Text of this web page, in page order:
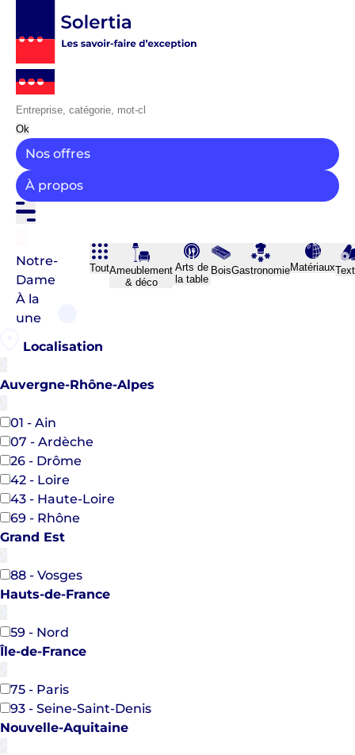
Ok
Nos offres
À propos
Notre-
Dame
À la
une
ToutAmeublement
& déco
Arts de
la table
BoisGastronomieMatériaux
Localisation
Auvergne-Rhône-Alpes
01 - Ain
07 - Ardèche
26 - Drôme
42 - Loire
43 - Haute-Loire
69 - Rhône
Grand Est
88 - Vosges
Hauts-de-France
59 - Nord
Île-de-France
75 - Paris
93 - Seine-Saint-Denis
Nouvelle-Aquitaine